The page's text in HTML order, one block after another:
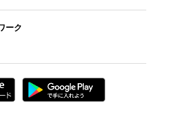
ーク